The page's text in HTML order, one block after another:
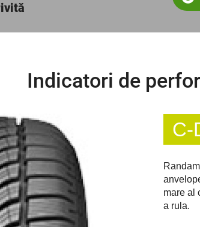
Indicatori de
C-
mare al
a rula.